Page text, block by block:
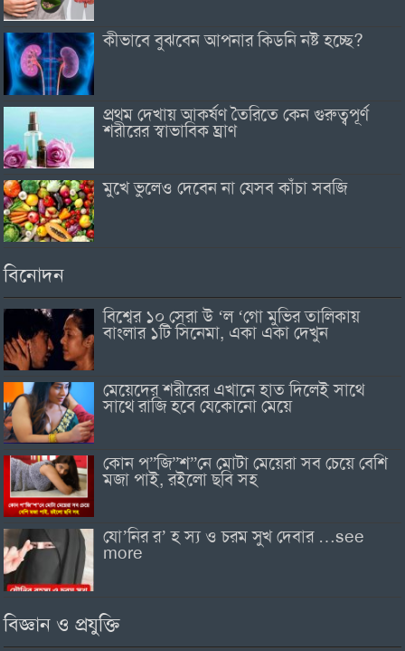
কীভাবে বুঝবেন আপনার কিডনি নষ্ট হচ্ছে?
প্রথম দেখায় আকর্ষণ তৈরিতে কেন গুরুত্বপূর্ণ
শরীরের স্বাভাবিক ঘ্রাণ
মুখে ভুলেও দেবেন না যেসব কাঁচা সবজি
বিনোদন
বিশ্বের ১০ সেরা উ ‘ল ‘গো মুভির তালিকায়
বাংলার ১টি সিনেমা, একা একা দেখুন
মেয়েদের শরীরের এখানে হাত দিলেই সাথে
সাথে রাজি হবে যেকোনো মেয়ে
কোন প”জি”শ”নে মোটা মেয়েরা সব চেয়ে বেশি
মজা পাই, রইলো ছবি সহ
যো’নির র’ হ স্য ও চরম সুখ দেবার …see
more
বিজ্ঞান ও প্রযুক্তি